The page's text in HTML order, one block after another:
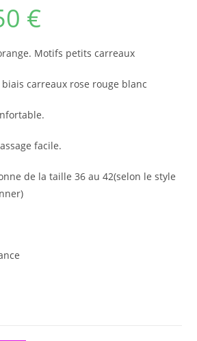
€
22,50 €.
Motifs petits carreaux
carreaux rose rouge blanc
facile.
de la taille 36 au 42(selon le style